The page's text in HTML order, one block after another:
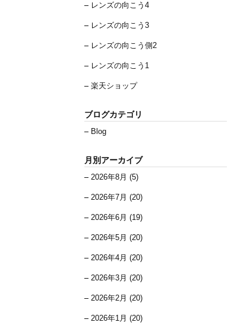
レンズの向こう4
レンズの向こう3
レンズの向こう側2
レンズの向こう1
楽天ショップ
ブログカテゴリ
Blog
月別アーカイブ
2026年8月 (5)
2026年7月 (20)
2026年6月 (19)
2026年5月 (20)
2026年4月 (20)
2026年3月 (20)
2026年2月 (20)
2026年1月 (20)